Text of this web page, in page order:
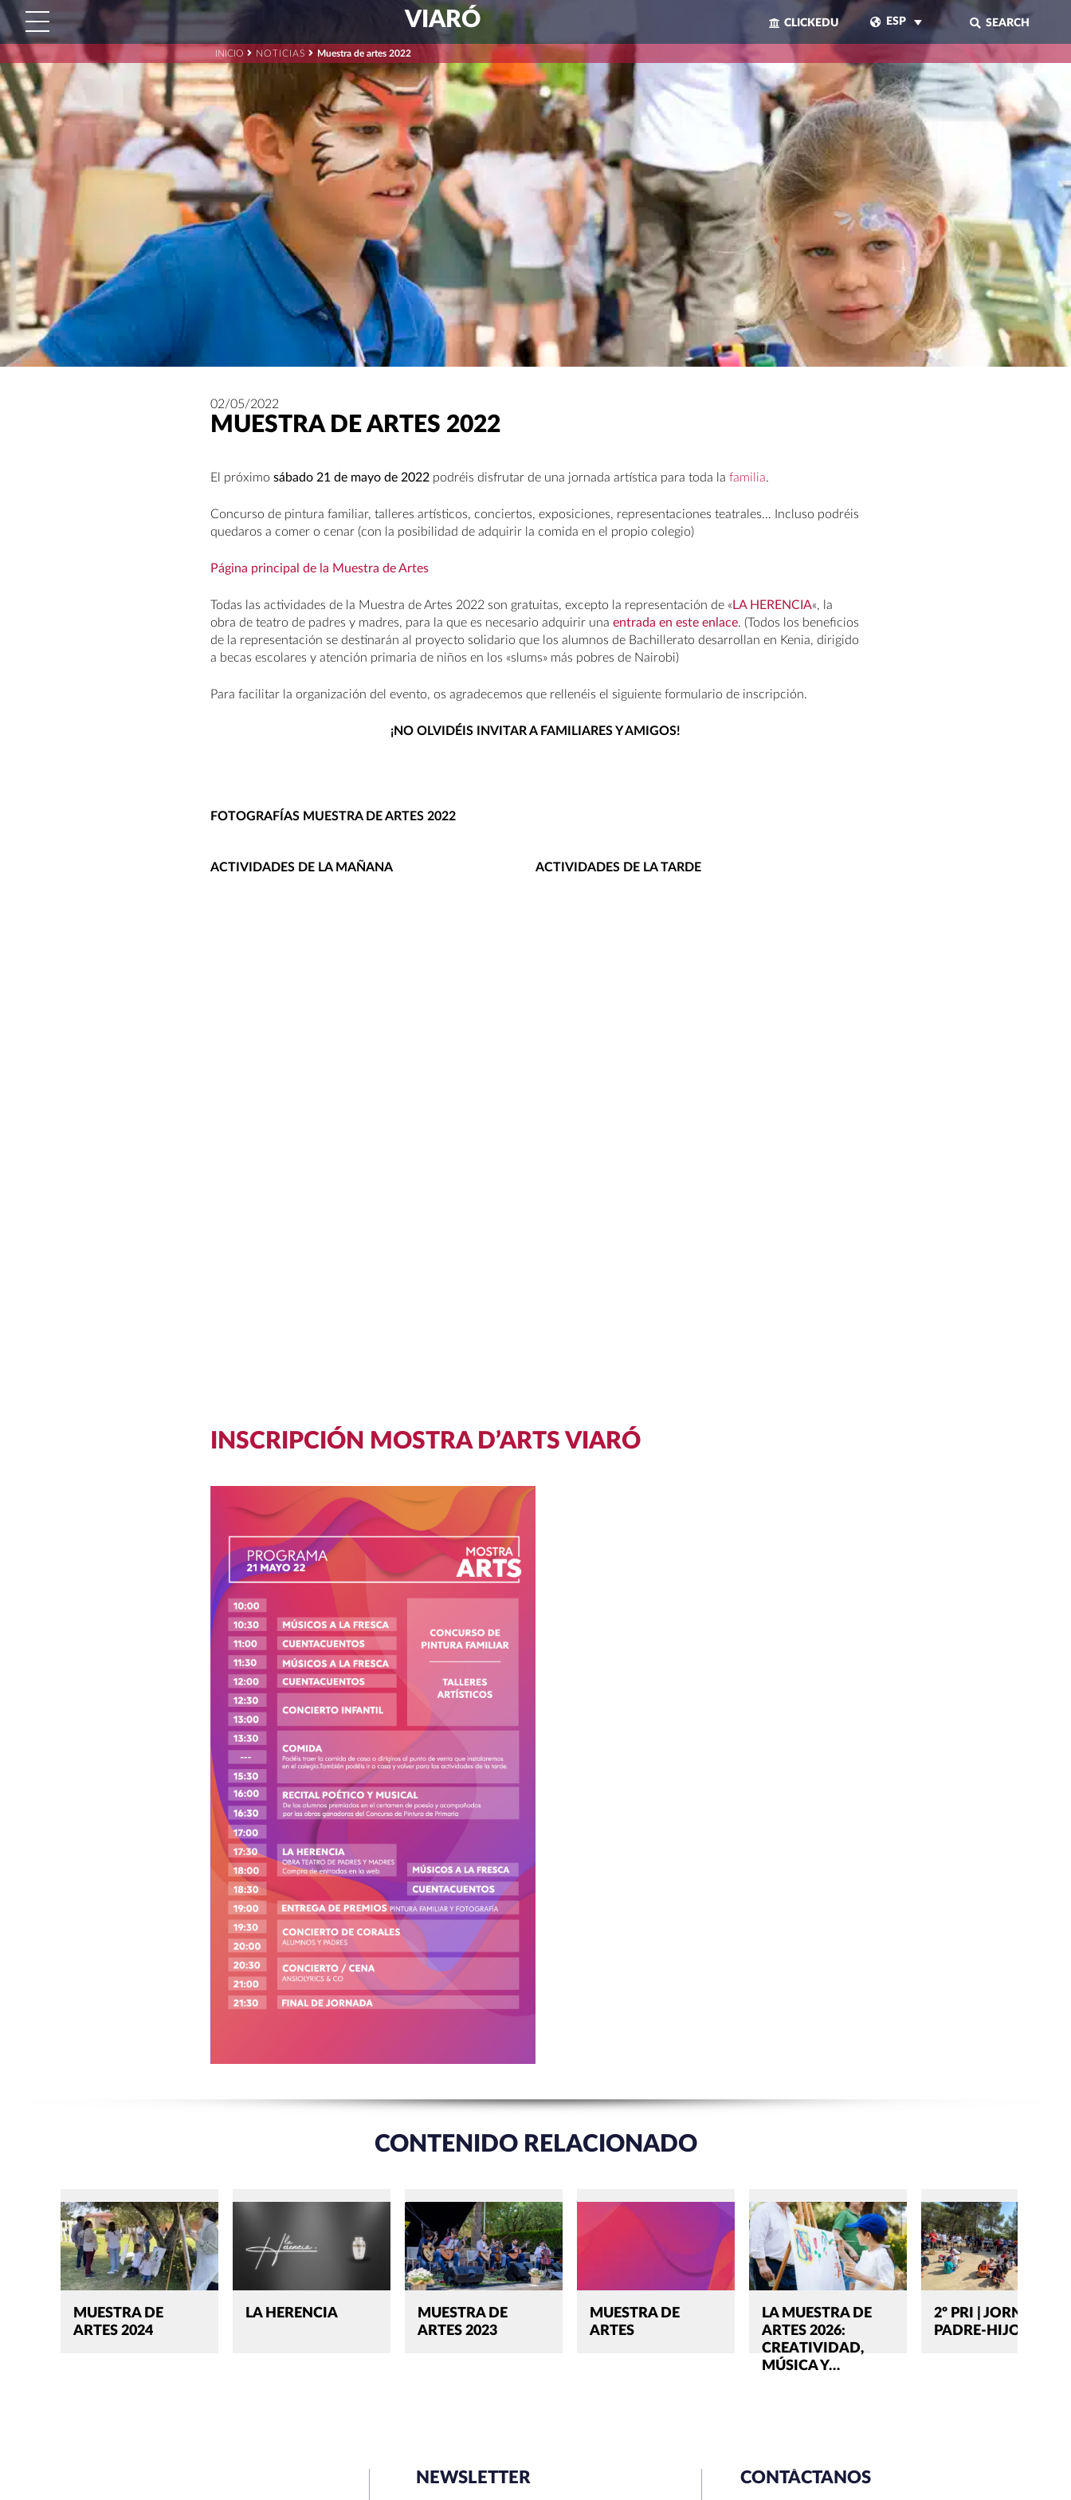
VIARÓ CLICKEDU ESP SEARCH
Buscar:'
CERRAR
INICIO NOTICIAS Muestra de artes 2022
02/05/2022
MUESTRA DE ARTES 2022
El próximo sábado 21 de mayo de 2022 podréis disfrutar de una jornada artística para toda la familia.
Concurso de pintura familiar, talleres artísticos, conciertos, exposiciones, representaciones teatrales… Incluso podréis
quedaros a comer o cenar (con la posibilidad de adquirir la comida en el propio colegio)
Página principal de la Muestra de Artes
Todas las actividades de la Muestra de Artes 2022 son gratuitas, excepto la representación de «LA HERENCIA«, la
obra de teatro de padres y madres, para la que es necesario adquirir una entrada en este enlace. (Todos los beneficios
de la representación se destinarán al proyecto solidario que los alumnos de Bachillerato desarrollan en Kenia, dirigido
a becas escolares y atención primaria de niños en los «slums» más pobres de Nairobi)
Para facilitar la organización del evento, os agradecemos que rellenéis el siguiente formulario de inscripción.
¡NO OLVIDÉIS INVITAR A FAMILIARES Y AMIGOS!
FOTOGRAFÍAS MUESTRA DE ARTES 2022
ACTIVIDADES DE LA MAÑANA ACTIVIDADES DE LA TARDE
INSCRIPCIÓN MOSTRA D’ARTS VIARÓ
CONTENIDO RELACIONADO
MUESTRA DE
ARTES 2024
LA HERENCIA
MUESTRA DE
ARTES 2023
MUESTRA DE
ARTES
LA MUESTRA DE
ARTES 2026:
CREATIVIDAD,
MÚSICA Y…
2º PRI | JORNADA
PADRE-HIJO 2022
SEARCH
NEWSLETTER CONTÁCTANOS